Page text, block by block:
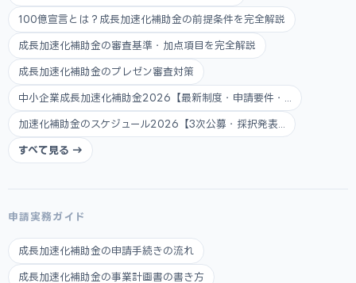
100億宣言とは？成長加速化補助金の前提条件を完全解説
成長加速化補助金の審査基準・加点項目を完全解説
成長加速化補助金のプレゼン審査対策
中小企業成長加速化補助金2026【最新制度・申請要件・...
加速化補助金のスケジュール2026【3次公募・採択発表...
すべて見る →
申請実務ガイド
成長加速化補助金の申請手続きの流れ
成長加速化補助金の事業計画書の書き方